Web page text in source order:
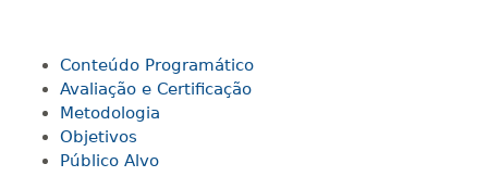
120 H 15dias 60dias
140 H 18 dias
Conteúdo Programático
Avaliação e Certificação
Metodologia
Objetivos
Público Alvo